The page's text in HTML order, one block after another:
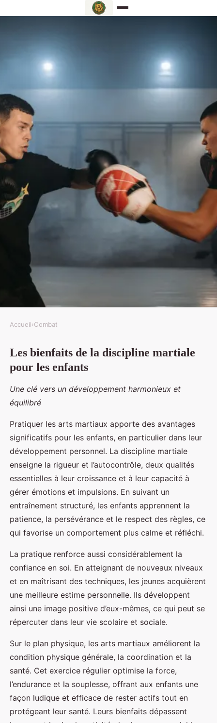
La discipline martiale pour les
enfants : Avantages et
précautions
Nino 22 juillet 2025
Accueil›Combat
Les bienfaits de la discipline martiale
pour les enfants
Une clé vers un développement harmonieux et
équilibré
Pratiquer les arts martiaux apporte des avantages
significatifs pour les enfants, en particulier dans leur
développement personnel. La discipline martiale
enseigne la rigueur et l’autocontrôle, deux qualités
essentielles à leur croissance et à leur capacité à
gérer émotions et impulsions. En suivant un
entraînement structuré, les enfants apprennent la
patience, la persévérance et le respect des règles, ce
qui favorise un comportement plus calme et réfléchi.
La pratique renforce aussi considérablement la
confiance en soi. En atteignant de nouveaux niveaux
et en maîtrisant des techniques, les jeunes acquièrent
une meilleure estime personnelle. Ils développent
ainsi une image positive d’eux-mêmes, ce qui peut se
répercuter dans leur vie scolaire et sociale.
Sur le plan physique, les arts martiaux améliorent la
condition physique générale, la coordination et la
santé. Cet exercice régulier optimise la force,
l’endurance et la souplesse, offrant aux enfants une
façon ludique et efficace de rester actifs tout en
protégeant leur santé. Leurs bienfaits dépassent